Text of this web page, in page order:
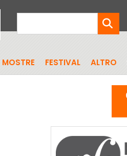
MOSTRE FESTIVAL ALTRO